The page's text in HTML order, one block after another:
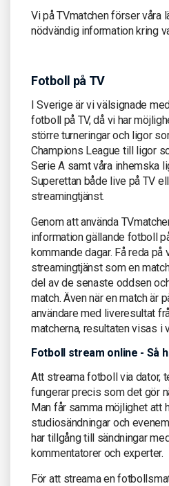
Vi på TVmatchen förser våra
nödvändig information kring
Fotboll på TV
I Sverige är vi välsignade
fotboll på TV, då vi har
större turneringar och ligor
Champions League till ligor
Serie A samt våra inhemska
Superettan både live på TV
streamingtjänst.
Genom att använda
information gällande fotboll
kommande dagar. Få reda på
streamingtjänst som en
del av de senaste oddsen
match. Även när en match är
användare med liveresultat
matcherna, resultaten visas i
Fotboll stream online - Så
Att streama fotboll via dator,
fungerar precis som det gör
Man får samma möjlighet att
studiosändningar och
har tillgång till sändningar
kommentatorer och experter.
För att streama en